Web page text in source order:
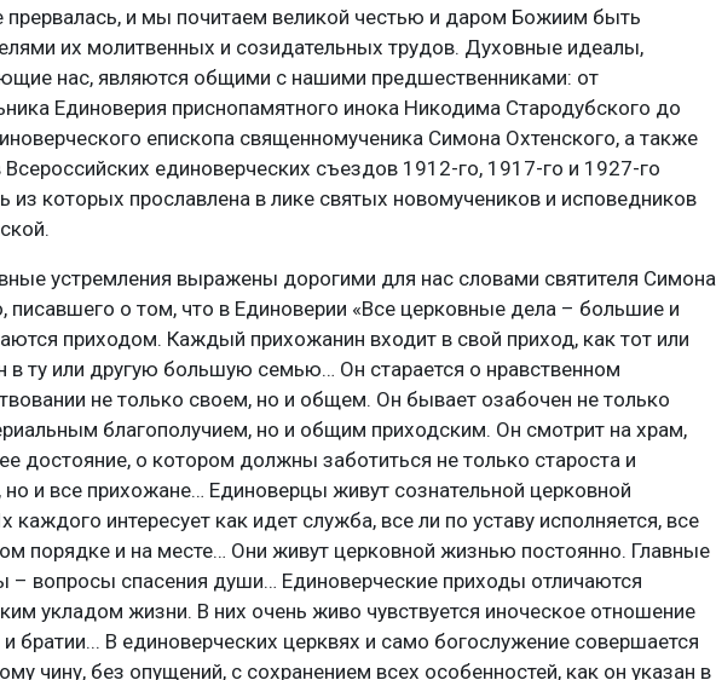
прервалась, и мы почитаем великой честью и даром Божиим быть
их молитвенных и созидательных трудов. Духовные идеалы,
нас, являются общими с нашими предшественниками: от
Единоверия приснопамятного инока Никодима Стародубского до
епископа священномученика Симона Охтенского, а также
Всероссийских единоверческих съездов 1912-го, 1917-го и 1927-го
из которых прославлена в лике святых новомучеников и исповедников
устремления выражены дорогими для нас словами святителя Симона
писавшего о том, что в Единоверии «Все церковные дела – большие и
приходом. Каждый прихожанин входит в свой приход, как тот или
в ту или другую большую семью… Он старается о нравственном
не только своем, но и общем. Он бывает озабочен не только
благополучием, но и общим приходским. Он смотрит на храм,
достояние, о котором должны заботиться не только староста и
но и все прихожане… Единоверцы живут сознательной церковной
интересует как идет служба, все ли по уставу исполняется, все
порядке и на месте… Они живут церковной жизнью постоянно. Главные
– вопросы спасения души… Единоверческие приходы отличаются
укладом жизни. В них очень живо чувствуется иноческое отношение
и братии... В единоверческих церквях и само богослужение совершается
чину, без опущений, с сохранением всех особенностей, как он указан в